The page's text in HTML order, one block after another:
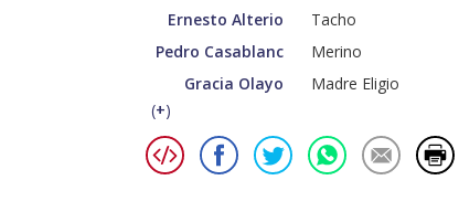
Ernesto Alterio
Tacho
Pedro Casablanc
Merino
Gracia Olayo
Madre Eligio
(+)